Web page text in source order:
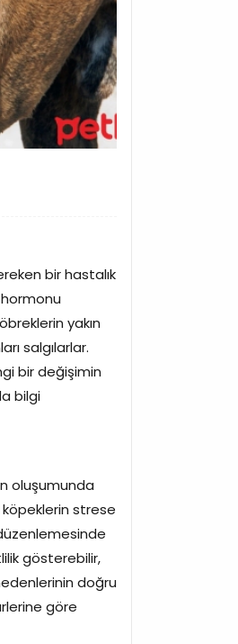
bir hastalık
yakın
salgılarlar.
bir değişimin
bilgi
oluşumunda
strese
gösterebilir,
doğru
göre